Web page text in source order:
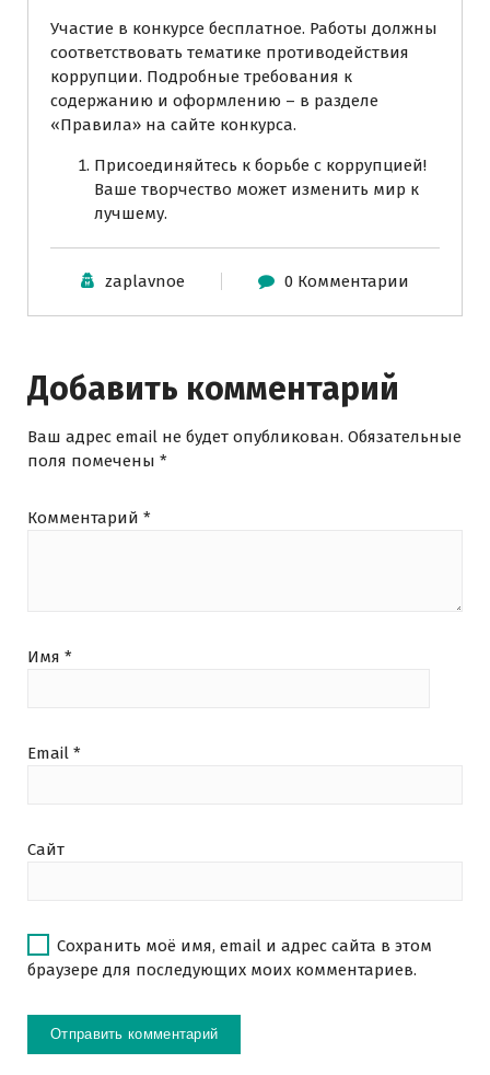
Участие в конкурсе бесплатное. Работы должны
соответствовать тематике противодействия
коррупции. Подробные требования к
содержанию и оформлению – в разделе
«Правила» на сайте конкурса.
Присоединяйтесь к борьбе с коррупцией!
Ваше творчество может изменить мир к
лучшему.
zaplavnoe 0 Комментарии
Добавить комментарий
Ваш адрес email не будет опубликован. Обязательные
поля помечены *
Комментарий *
Имя *
Email *
Сайт
Сохранить моё имя, email и адрес сайта в этом
браузере для последующих моих комментариев.